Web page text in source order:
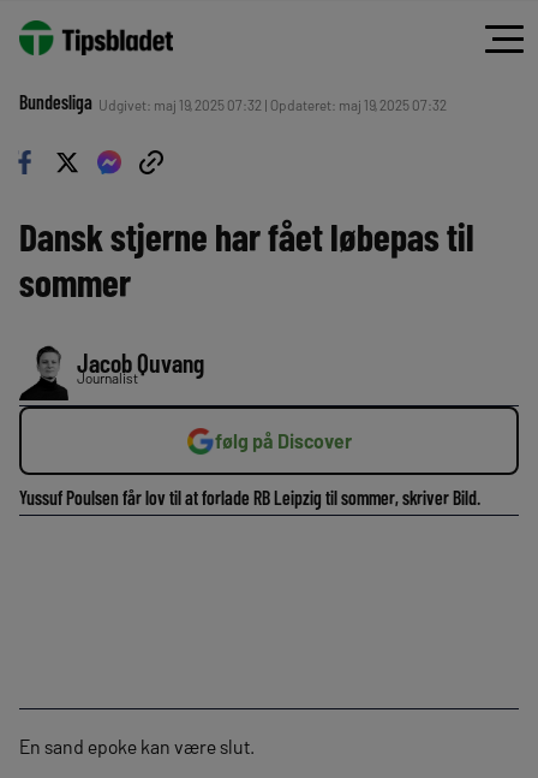
Bundesliga Udgivet: maj 19, 2025 07:32 | Opdateret: maj 19, 2025 07:32
Dansk stjerne har fået løbepas til
sommer
Jacob Quvang
Journalist
følg på Discover
Yussuf Poulsen får lov til at forlade RB Leipzig til sommer, skriver Bild.
En sand epoke kan være slut.